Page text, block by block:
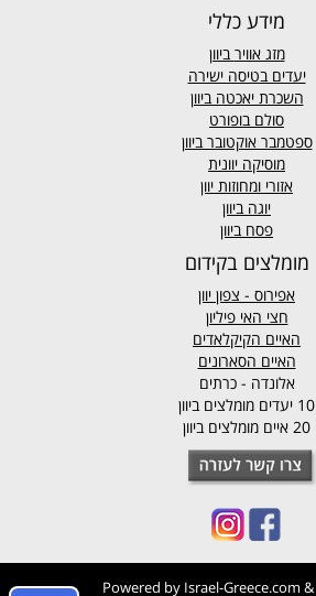
מידע כללי
מזג אווירביוון
יעדים בטיסה ישירה
השכרת יאכטה ביוון
סולם בופורט
ספטמבר אוקטובר ביוון
מוסיקה יוונית
אזורי ומחוזות יוון
יוגה ביוון
פסח ביוון
מומלצים בקידום
אפירוס - צפון יוון
חצי האי פיליון
האיים הקיקלאדים
האיים הסארונים
אלונדה - כרתים
10 יעדים מומלצים ביוון
20 איים מומלצים ביוון
Powered by Israel-Greece.com &